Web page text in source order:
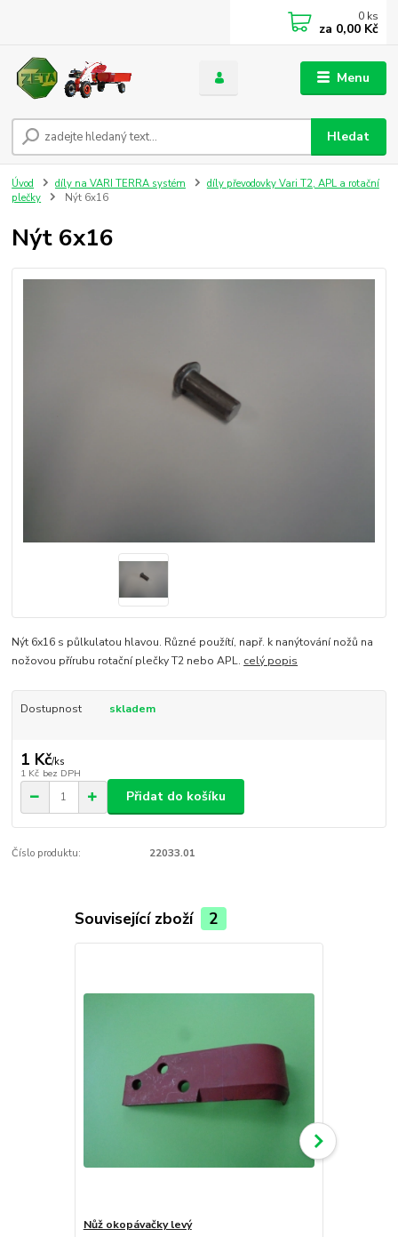
Menu
Hledat
0 ks
za 0,00 Kč
Úvod díly na VARI TERRA systém
díly převodovky Vari T2, APL a rotační
plečky
Nýt 6x16
Nýt 6x16
Nýt 6x16 s půlkulatou hlavou. Různé použítí, např. k nanýtování nožů na
nožovou přírubu rotační plečky T2 nebo APL. celý popis
Dostupnost skladem
1 Kč/ks
1 Kč bez DPH
Přidat do košíku
Číslo produktu: 22033.01
Související zboží 2
Nůž okopávačky levý